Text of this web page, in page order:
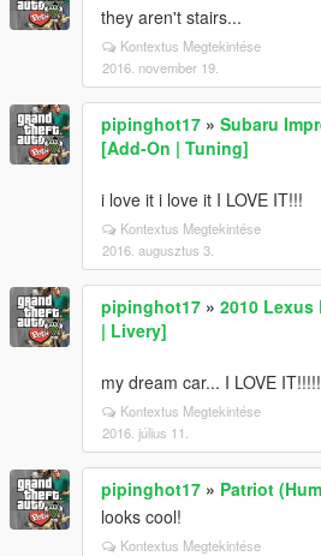
they aren't stairs...
Kontextus Megtekintése
2016. november 19.
pipinghot17 » Subaru
[Add-On | Tuning]
i love it i love it I LOVE IT!!!
Kontextus Megtekintése
2016. augusztus 3.
pipinghot17 » 2010 Lexus
| Livery]
my dream car... I LOVE
Kontextus Megtekintése
2016. július 11.
pipinghot17 » Patriot
looks cool!
Kontextus Megtekintése